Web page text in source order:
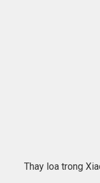
Thay loa trong